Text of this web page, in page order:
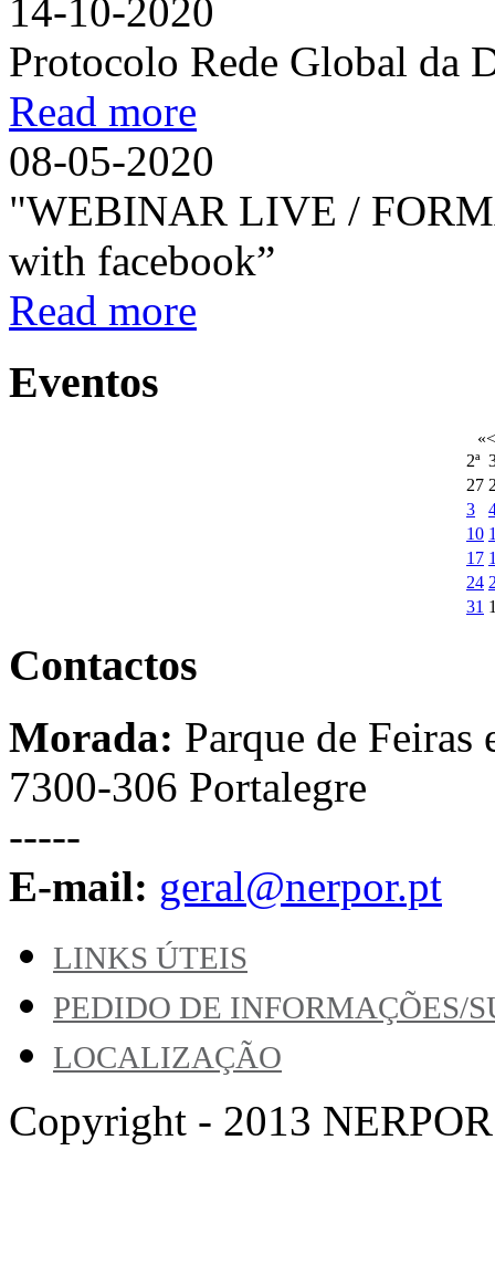
14-10-2020
Protocolo Rede Global da
Read more
08-05-2020
"WEBINAR LIVE /
with facebook”
Read more
Eventos
«<
2ª
27
3
10
17
24
31
Contactos
Morada: Parque de Feiras
7300-306 Portalegre
-----
E-mail: geral@nerpor.pt
LINKS ÚTEIS
PEDIDO DE INFORMAÇÕES/
LOCALIZAÇÃO
Copyright - 2013